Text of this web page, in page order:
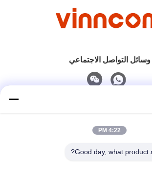
وسائل التواصل الاجتماعي
0086-551-65396351
4:22 PM
Good day, what product